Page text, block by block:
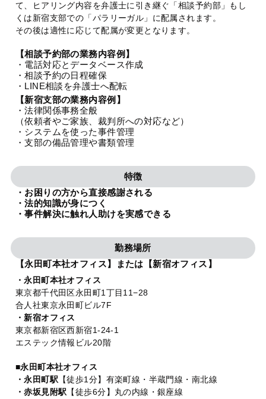
て、ヒアリング内容を弁護士に引き継ぐ「相談予約部」もし
くは新宿支部での「パラリーガル」に配属されます。
その後は適性に応じて配属が変更となります。
【相談予約部の業務内容例】
・電話対応とデータベース作成
・相談予約の日程確保
・LINE相談を弁護士へ配転
【新宿支部の業務内容例】
・法律関係事務全般
（依頼者やご家族、裁判所への対応など）
・システムを使った事件管理
・支部の備品管理や書類管理
特徴
・お困りの方から直接感謝される
・法的知識が身につく
・事件解決に触れ人助けを実感できる
勤務場所
【永田町本社オフィス】または【新宿オフィス】
・永田町本社オフィス
東京都千代田区永田町1丁目11−28
合人社東京永田町ビル7F
・新宿オフィス
東京都新宿区西新宿1-24-1
エステック情報ビル20階
■永田町本社オフィス
・永田町駅 【徒歩1分】有楽町線・半蔵門線・南北線
・赤坂見附駅 【徒歩6分】丸の内線・銀座線
特設サイト
法人グループ
プライバシーポリシー 利用規約 内部通報
TikTok受賞 定義集